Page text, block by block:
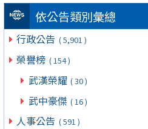
依公告類別彙總
行政公告 ( 5,901 )
榮譽榜 ( 154 )
武漢榮耀 ( 30 )
武中豪傑 ( 16 )
人事公告 ( 591 )